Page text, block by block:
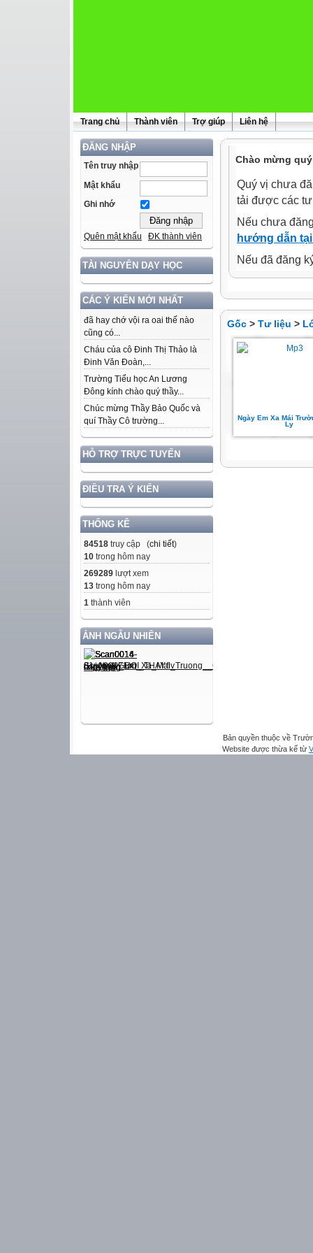
Trang chủ Thành viên Trợ giúp Liên hệ
ĐĂNG NHẬP
Tên truy nhập
Mật khẩu
Ghi nhớ
Quên mật khẩu ĐK thành viên
TÀI NGUYÊN DẠY HỌC
CÁC Ý KIẾN MỚI NHẤT
đã hay chớ vội ra oai thế nào
cũng có...
Cháu của cô Đinh Thị Thảo là
Đinh Văn Đoàn,...
Trường Tiểu học An Lương
Đông kính chào quý thầy...
Chúc mừng Thầy Bảo Quốc và
quí Thầy Cô trường...
HỖ TRỢ TRỰC TUYẾN
ĐIỀU TRA Ý KIẾN
THỐNG KÊ
84518 truy cập (chi tiết)
10 trong hôm nay
269289 lượt xem
13 trong hôm nay
1 thành viên
ẢNH NGẪU NHIÊN
Chào mừng
Quý vị chưa
tải được các
Nếu chưa
hướng dẫn
Nếu đã đăng
Gốc > Tư liệu >
Ngày Em Xa Mái
Ly
Bản quyền thuộc về
Website được thừa kế từ